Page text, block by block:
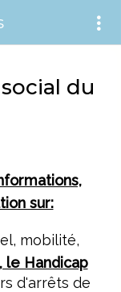
du
sur:
mobilité,
le Handicap
d'arrêts de